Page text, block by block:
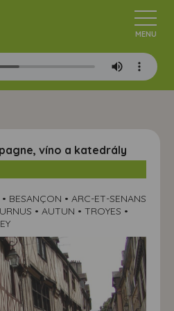
víno a katedrály
BESANÇON • ARC-ET-SENANS
• AUTUN • TROYES •